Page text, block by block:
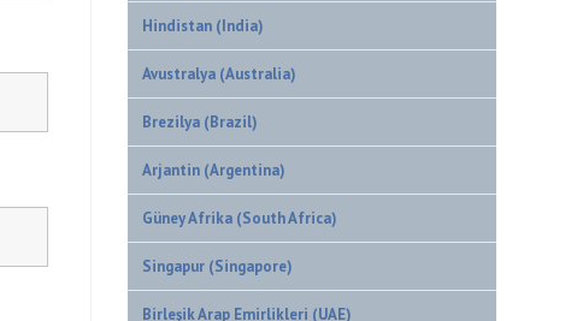
Hindistan (India)
Avustralya (Australia)
Brezilya (Brazil)
Arjantin (Argentina)
Güney Afrika (South Africa)
Singapur (Singapore)
Birleşik Arap Emirlikleri (UAE)